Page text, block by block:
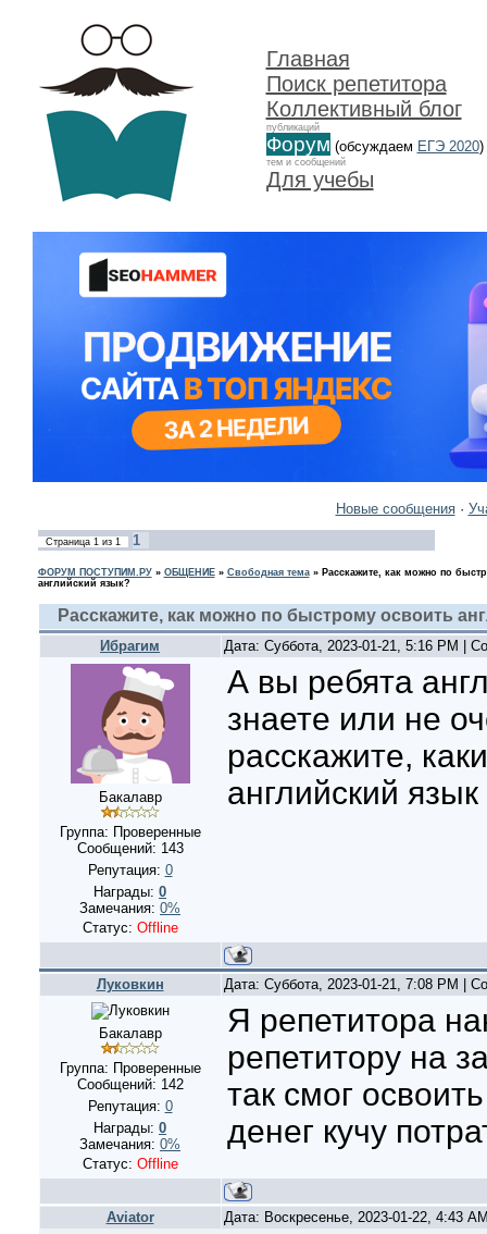
Главная
Поиск репетитора
Коллективный блог
публикаций
Форум (обсуждаем ЕГЭ 2020)
тем и сообщений
Для учебы
Новые сообщения·
Страница 1из 1 1
ФОРУМ ПОСТУПИМ.РУ» ОБЩЕНИЕ» Свободная тема» Расскажите, как можно по
английский язык?
Расскажите, как можно по быстрому освоить
Ибрагим Дата: Суббота, 2023-01-21, 5:16 PM |
Бакалавр
Группа: Проверенные
Сообщений: 143
Репутация: 0
Награды: 0
Замечания: 0%
Статус: Offline
А вы ребята
знаете или не
расскажите,
английский
Луковкин Дата: Суббота, 2023-01-21, 7:08 PM |
Бакалавр
Группа: Проверенные
Сообщений: 142
Репутация: 0
Награды: 0
Замечания: 0%
Статус: Offline
Я репетитора
репетитору на
так смог
денег кучу
Aviator Дата: Воскресенье, 2023-01-22, 4:43